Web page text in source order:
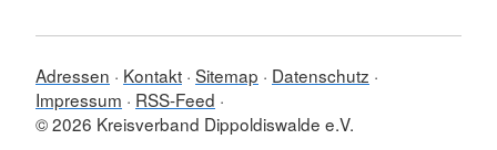
Adressen Kontakt Sitemap
Datenschutz
Impressum
RSS-Feed
© 2026 Kreisverband Dippoldiswalde e.V.